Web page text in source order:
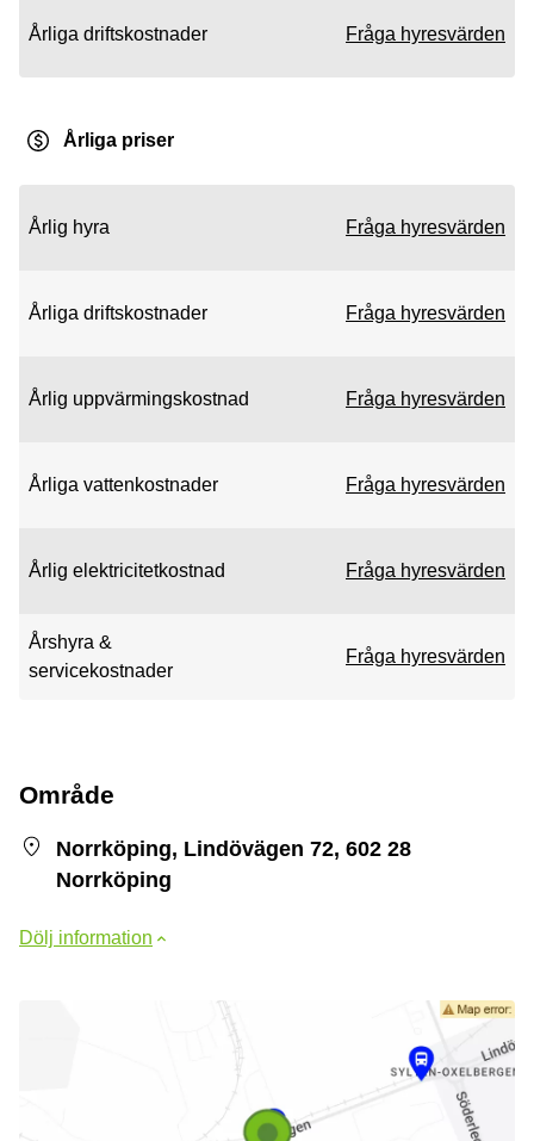
Årliga driftskostnader Fråga hyresvärden
Årliga priser
Årlig hyra Fråga hyresvärden
Årliga driftskostnader Fråga hyresvärden
Årlig uppvärmingskostnad Fråga hyresvärden
Årliga vattenkostnader Fråga hyresvärden
Årlig elektricitetkostnad Fråga hyresvärden
Årshyra &
servicekostnader
Fråga hyresvärden
Område
Norrköping, Lindövägen 72, 602 28
Norrköping
Dölj information